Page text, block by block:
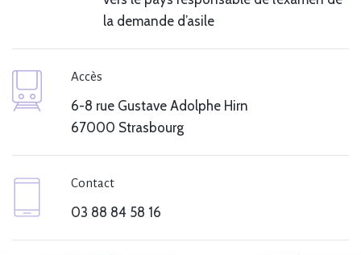
la demande d’asile
Accès
6-8 rue Gustave Adolphe Hirn
67000 Strasbourg
Contact
03 88 84 58 16